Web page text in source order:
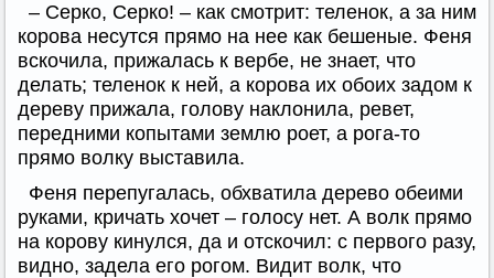
– Серко, Серко! – как смотрит: теленок, а за ним
корова несутся прямо на нее как бешеные. Феня
вскочила, прижалась к вербе, не знает, что
делать; теленок к ней, а корова их обоих задом к
дереву прижала, голову наклонила, ревет,
передними копытами землю роет, а рога-то
прямо волку выставила.
Феня перепугалась, обхватила дерево обеими
руками, кричать хочет – голосу нет. А волк прямо
на корову кинулся, да и отскочил: с первого разу,
видно, задела его рогом. Видит волк, что